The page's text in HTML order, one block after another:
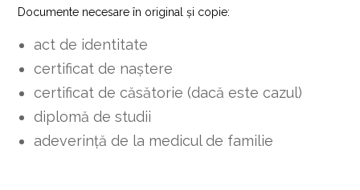
Documente necesare în original și copie:
act de identitate
certificat de naștere
certificat de căsătorie (dacă este cazul)
diplomă de studii
adeverință de la medicul de familie